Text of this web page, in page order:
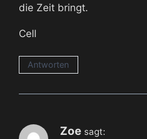
die Zeit bringt.
Cell
Antworten
Zoe sagt: